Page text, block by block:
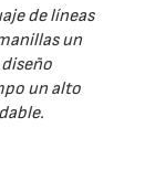
de líneas
un
un alto